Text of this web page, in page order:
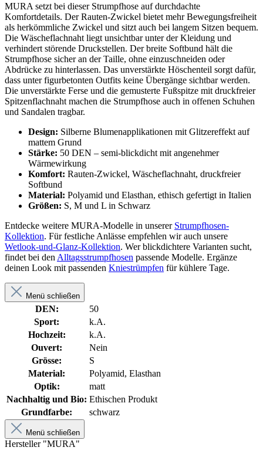
MURA setzt bei dieser Strumpfhose auf durchdachte
Komfortdetails. Der Rauten-Zwickel bietet mehr Bewegungsfreiheit
als herkömmliche Zwickel und sitzt auch bei langem Sitzen bequem.
Die Wäscheflachnaht liegt unsichtbar unter der Kleidung und
verhindert störende Druckstellen. Der breite Softbund hält die
Strumpfhose sicher an der Taille, ohne einzuschneiden oder
Abdrücke zu hinterlassen. Das unverstärkte Höschenteil sorgt dafür,
dass unter figurbetonten Outfits keine Übergänge sichtbar werden.
Die unverstärkte Ferse und die gemusterte Fußspitze mit druckfreier
Spitzenflachnaht machen die Strumpfhose auch in offenen Schuhen
und Sandalen tragbar.
Design: Silberne Blumenapplikationen mit Glitzereffekt auf
mattem Grund
Stärke: 50 DEN – semi-blickdicht mit angenehmer
Wärmewirkung
Komfort: Rauten-Zwickel, Wäscheflachnaht, druckfreier
Softbund
Material: Polyamid und Elasthan, ethisch gefertigt in Italien
Größen: S, M und L in Schwarz
Entdecke weitere MURA-Modelle in unserer Strumpfhosen-
Kollektion. Für festliche Anlässe empfehlen wir auch unsere
Wetlook-und-Glanz-Kollektion. Wer blickdichtere Varianten sucht,
findet bei den Alltagsstrumpfhosen passende Modelle. Ergänze
deinen Look mit passenden Kniestrümpfen für kühlere Tage.
Menü schließen
DEN:
50
Sport:
k.A.
Hochzeit:
k.A.
Ouvert:
Nein
Grösse:
S
Material:
Polyamid, Elasthan
Optik:
matt
Nachhaltig und Bio: Ethischen Produkt
Grundfarbe:
schwarz
Menü schließen
Hersteller "MURA"